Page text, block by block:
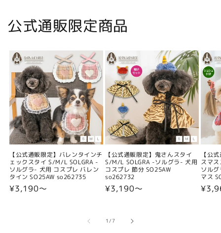
公式通販限定商品
【公式通販限定】バレンタインチ
ェックスタイ S/M/L SOLGRA -
ソルグラ- 犬用 コスプレ バレン
タイン SO25AW so262735
通
¥3,190〜
【公式通販限定】鬼さんスタイ
S/M/L SOLGRA -ソルグラ- 犬用
コスプレ 節分 SO25AW
so262732
通
格
¥3,190〜
【公
スマ
ソル
マス
通
1/の
7